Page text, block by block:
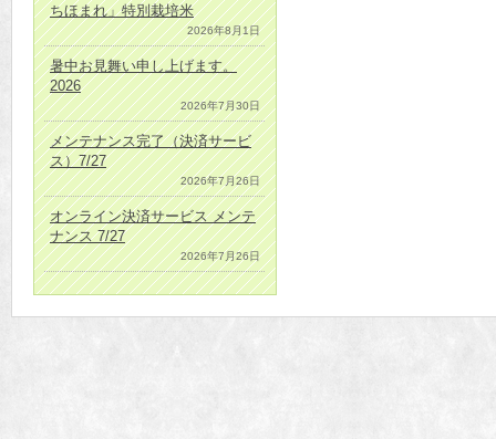
ちほまれ」特別栽培米
2026年8月1日
暑中お見舞い申し上げます。
2026
2026年7月30日
メンテナンス完了（決済サービ
ス）7/27
2026年7月26日
オンライン決済サービス メンテ
ナンス 7/27
2026年7月26日